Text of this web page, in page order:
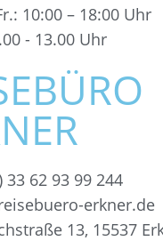
10:00 – 18:00 Uhr
- 13.00 Uhr
33 62 93 99 244
erkner.de
13, 15537